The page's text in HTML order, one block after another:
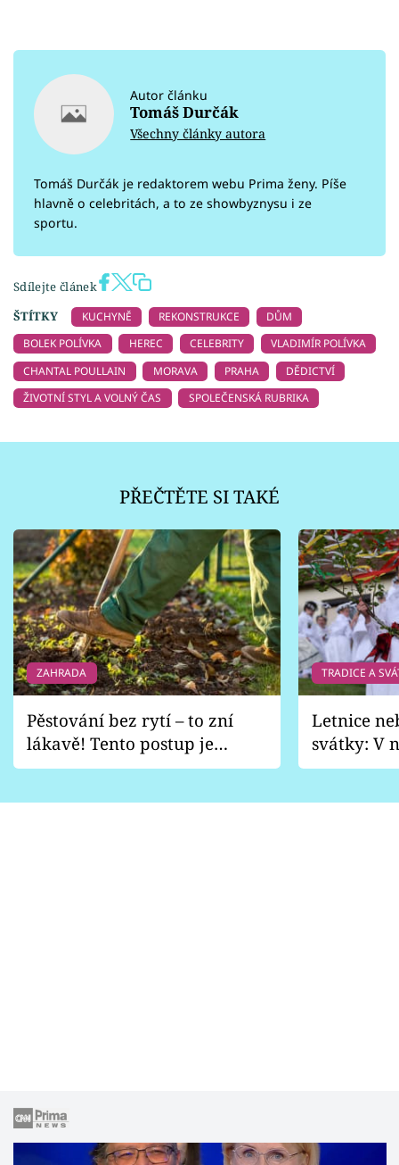
Autor článku
Tomáš Durčák
Všechny články autora
Tomáš Durčák je redaktorem webu Prima ženy. Píše
hlavně o celebritách, a to ze showbyznysu i ze
sportu.
Sdílejte článek
ŠTÍTKY
KUCHYNĚ REKONSTRUKCE
DŮM
BOLEK POLÍVKA
HEREC CELEBRITY
VLADIMÍR POLÍVKA
CHANTAL POULLAIN
MORAVA PRAHA
DĚDICTVÍ
ŽIVOTNÍ STYL A VOLNÝ ČAS
SPOLEČENSKÁ RUBRIKA
PŘEČTĚTE SI TAKÉ
ZAHRADA
Pěstování bez rytí – to zní
lákavě! Tento postup je
vhodný jen pro některé
TRADICE A
Letnice
svátky: V
pondělí